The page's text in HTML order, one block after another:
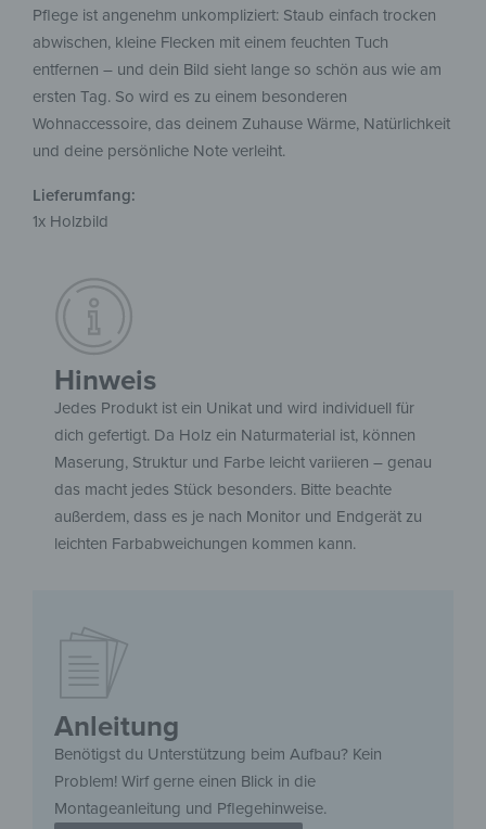
Pflege ist angenehm unkompliziert: Staub einfach trocken
abwischen, kleine Flecken mit einem feuchten Tuch
entfernen – und dein Bild sieht lange so schön aus wie am
ersten Tag. So wird es zu einem besonderen
Wohnaccessoire, das deinem Zuhause Wärme, Natürlichkeit
und deine persönliche Note verleiht.
Lieferumfang:
1x Holzbild
Anleitung
Benötigst du Unterstützung beim Aufbau? Kein
Problem! Wirf gerne einen Blick in die
Montageanleitung und Pflegehinweise.
Hinweis
Jedes Produkt ist ein Unikat und wird individuell für
dich gefertigt. Da Holz ein Naturmaterial ist, können
Maserung, Struktur und Farbe leicht variieren – genau
das macht jedes Stück besonders. Bitte beachte
außerdem, dass es je nach Monitor und Endgerät zu
leichten Farbabweichungen kommen kann.